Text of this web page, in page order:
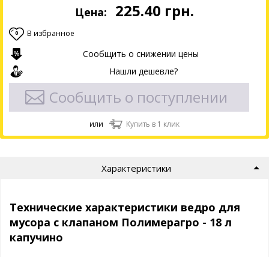
Цена: 225.40 грн.
0 В избранное
Сообщить о снижении цены
Нашли дешевле?
Сообщить о поступлении
или Купить в 1 клик
Характеристики
Технические характеристики ведро для
мусора с клапаном Полимерагро - 18 л
капучино